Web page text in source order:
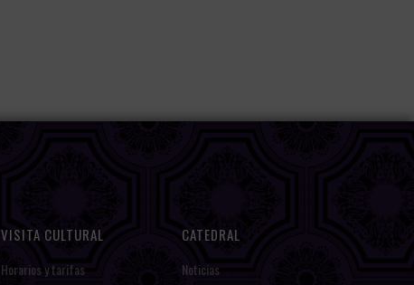
VISITA CULTURAL
Horarios y tarifas
CATEDRAL
Noticias